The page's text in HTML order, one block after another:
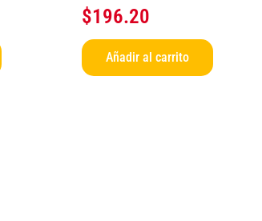
de
producto
$196.20
Añadir al carrito